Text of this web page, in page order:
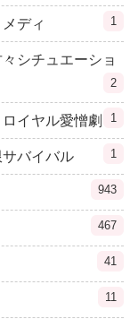
ディ 1
シチュエーショ
2
イヤル愛憎劇 1
バイバル 1
943
467
41
11